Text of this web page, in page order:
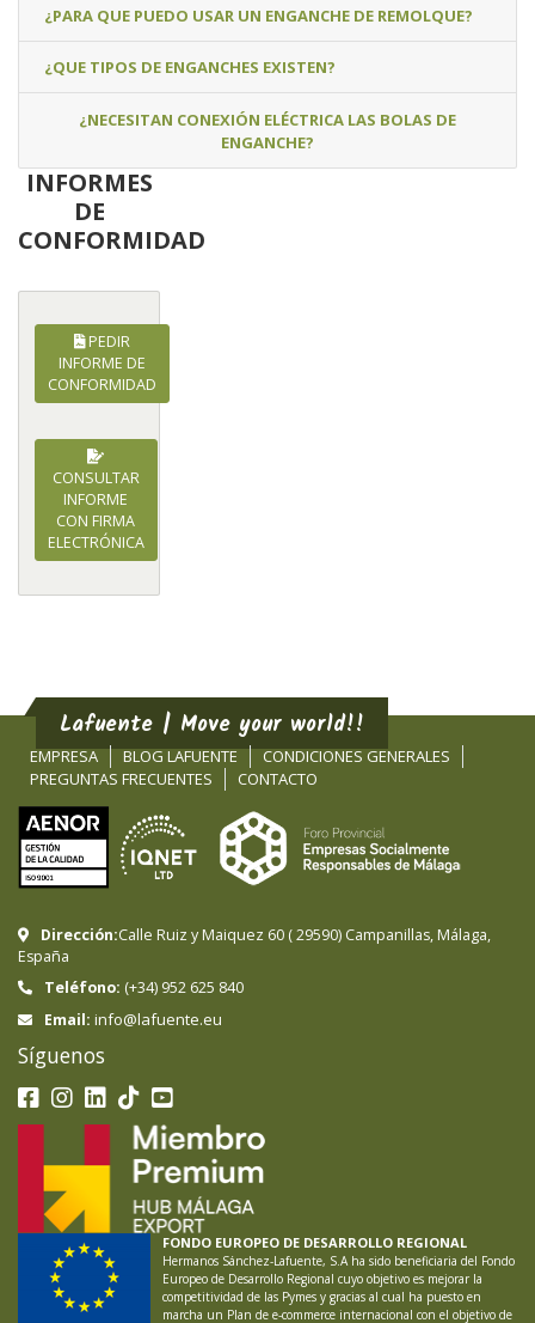
¿PARA QUE PUEDO USAR UN ENGANCHE DE REMOLQUE?
¿QUE TIPOS DE ENGANCHES EXISTEN?
¿NECESITAN CONEXIÓN ELÉCTRICA LAS BOLAS DE
ENGANCHE?
INFORMES
DE
CONFORMIDAD
PEDIR
INFORME DE
CONFORMIDAD
CONSULTAR
INFORME
CON FIRMA
ELECTRÓNICA
Lafuente | Move your world!!
EMPRESA BLOG LAFUENTE
CONDICIONES GENERALES
PREGUNTAS FRECUENTES
CONTACTO
Dirección:Calle Ruiz y Maiquez 60 (29590) Campanillas, Málaga,
España
Teléfono: (+34) 952 625 840
Email: info@lafuente.eu
Síguenos
FONDO EUROPEO DE DESARROLLO REGIONAL
Hermanos Sánchez-Lafuente, S.A ha sido beneficiaria del Fondo
Europeo de Desarrollo Regional cuyo objetivo es mejorar la
competitividad de las Pymes y gracias al cual ha puesto en
marcha un Plan de e-commerce internacional con el objetivo de